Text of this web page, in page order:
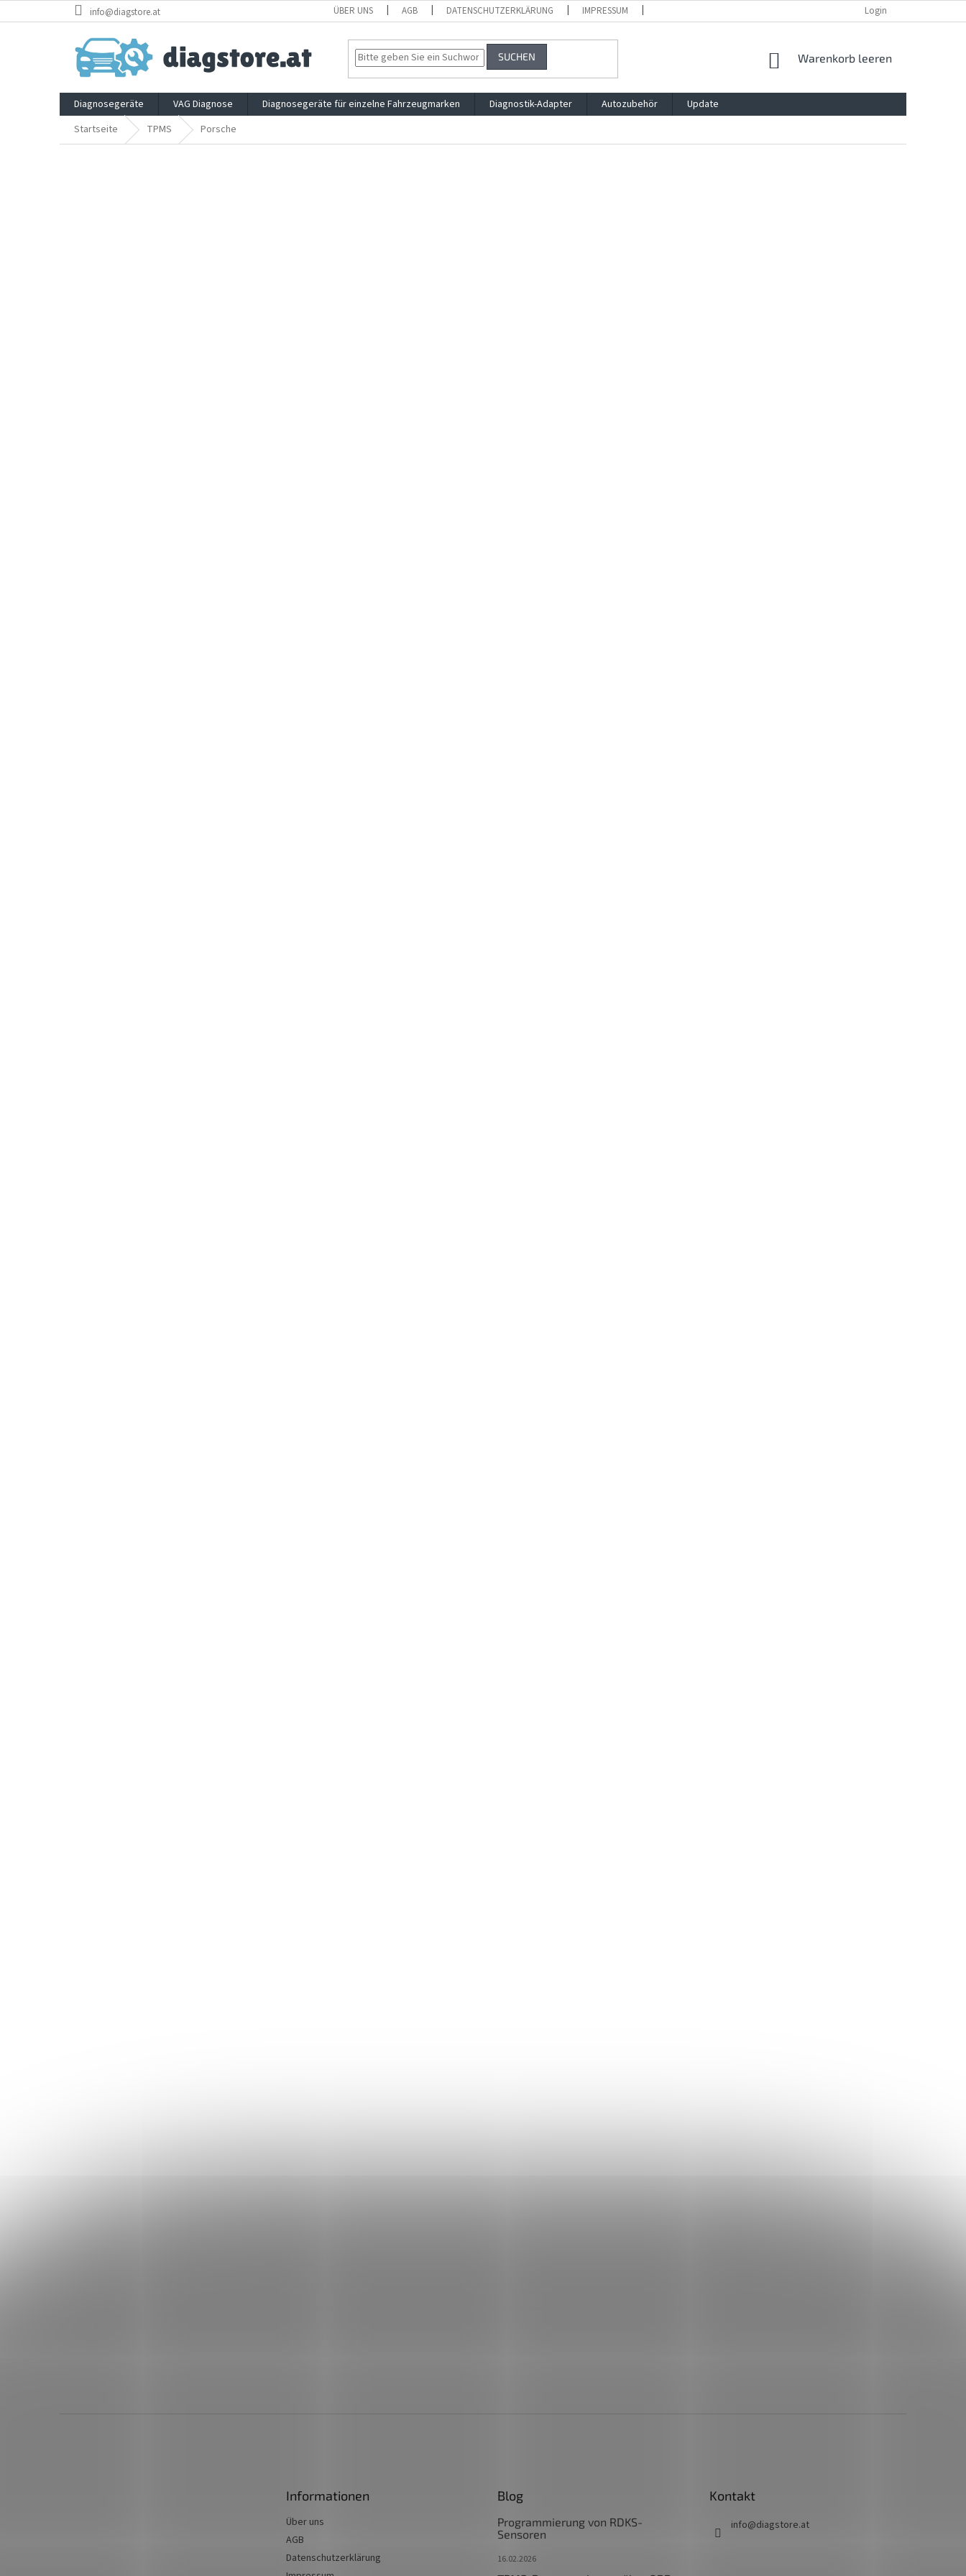
Inhalt
info@diagstore.at ÜBER UNS AGB DATENSCHUTZERKLÄRUNG IMPRESSUM Login
SUCHEN WARENKORB
Warenkorb leeren
Diagnosegeräte VAG Diagnose Diagnosegeräte für einzelne Fahrzeugmarken Diagnostik-Adapter Autozubehör
Update
Startseite
TPMS Porsche
Informationen
Über uns
AGB
Datenschutzerklärung
Blog
Programmierung von RDKS-
Sensoren
16.02.2026
Kontakt
info@diagstore.at